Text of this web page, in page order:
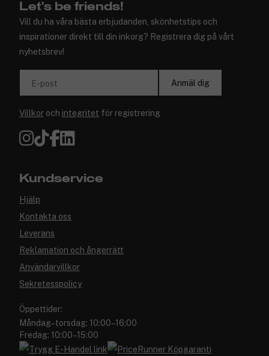
Let's be friends!
Vill du ha våra bästa erbjudanden, skönhetstips och
inspirationer direkt till din inkorg? Registrera dig på vårt
nyhetsbrev!
E-post Anmäl dig
Villkor och integritet för registrering
Kundservice
Hjälp
Kontakta oss
Leverans
Reklamation och ångerrätt
Användarvillkor
Sekretesspolicy
Öppettider:
Måndag–torsdag: 10:00–16:00
Fredag: 10:00–15:00